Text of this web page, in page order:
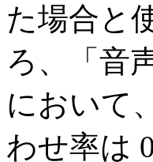
た場合と
ろ、「音
において
わせ率は